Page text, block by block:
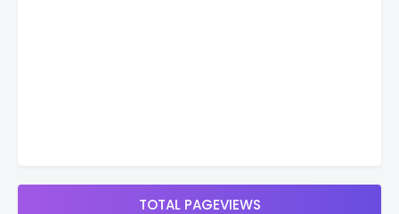
TOTAL PAGEVIEWS